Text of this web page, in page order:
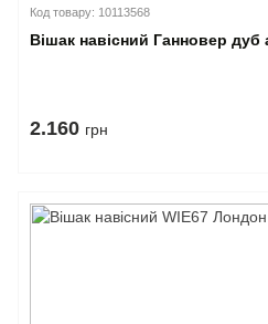
Код товару: 10113568
Вішак навісний Ганновер дуб
2.160 грн